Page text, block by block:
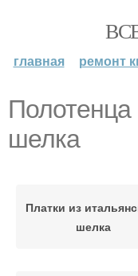
главная ремонт
Полотенца
шелка
Платки из
шелка